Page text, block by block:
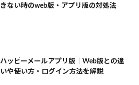
きない時のweb版・アプリ版の対処法
ハッピーメールアプリ版｜Web版との違
いや使い方・ログイン方法を解説